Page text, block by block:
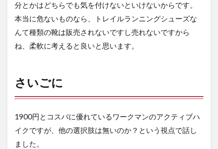
分とかはどちらでも気を付けないといけないからです。
本当に危ないものなら、トレイルランニングシューズな
んて種類の靴は販売されないですし売れないですから
ね、柔軟に考えると良いと思います。
さいごに
1900円とコスパに優れているワークマンのアクティブハ
イクですが、他の選択肢は無いのか？という視点で話し
ました。